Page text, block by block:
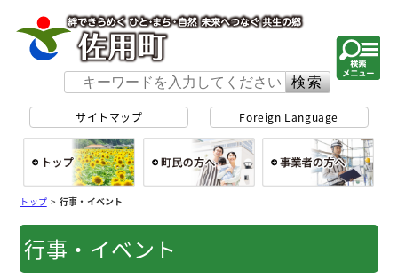
サイトマップ Foreign Language
トップ>行事・イベント
行事・イベント